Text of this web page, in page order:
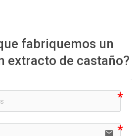
fabriquemos un
extracto de castaño?
email